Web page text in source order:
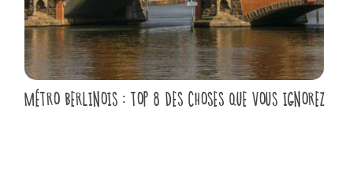
MÉTRO BERLINOIS : TOP 8 DES CHOSES QUE VOUS IGNOREZ